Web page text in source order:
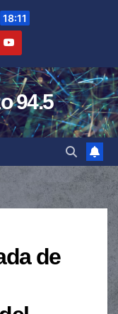
18:11
94.5
de